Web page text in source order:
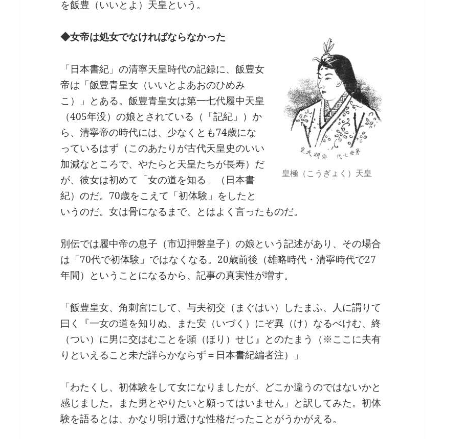
を飯豊（いいとよ）天皇という。
皇極（こうぎょく）天皇
◆女帝は処女でなければならなかった
「日本書紀」の清寧天皇時代の記録に、飯豊女
帝は「飯豊青皇女（いいとよあおのひめみ
こ）」とある。飯豊青皇女は第一七代履中天皇
（405年没）の娘とされている（「記紀」）か
ら、清寧帝の時代には、少なくとも74歳にな
っているはず（このあたりが古代天皇史のいい
加減なところで、やたらと天皇たちが長寿）だ
が、彼女は初めて「女の道を知る」（日本書
紀）のだ。70歳をこえて「初体験」をしたと
いうのだ。女は骨になるまで、とはよく言ったものだ。
別伝では履中帝の息子（市辺押磐皇子）の娘という記述があり、その場合
は「70代で初体験」ではなくなる。20歳前後（雄略時代・清寧時代で27
年間）ということになるから、記事の真実性が増す。
「飯豊皇女、角刺宮にして、与夫初交（まぐはい）したまふ、人に謂りて
曰く『一女の道を知りぬ、また安（いづく）にぞ異（け）なるべけむ、終
（つい）に男に交はむことを願（ほり）せじ』とのたまう（※ここに夫有
りといえること未だ詳らかならず＝日本書紀編者注）」
「わたくし、初体験をして女になりましたが、どこか違うのではないかと
感じました。また男とやりたいと願ってはいません」と訳してみた。初体
験を語るとは、かなり明け透けな性格だったことがうかがえる。